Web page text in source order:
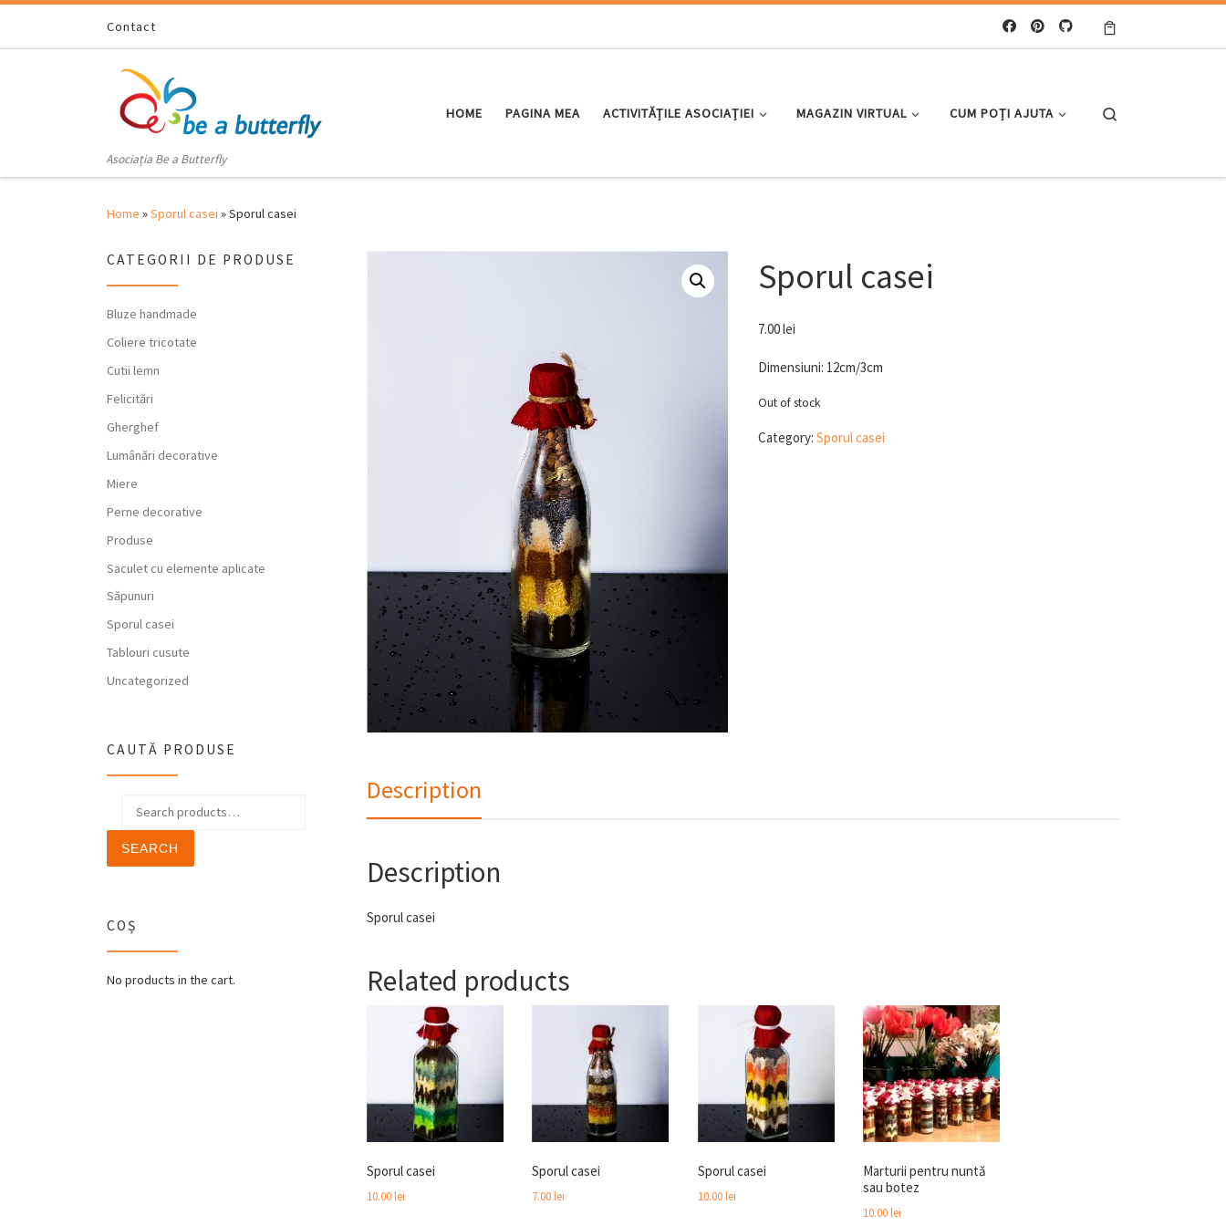
Skip to contentContact
Asociația Be a Butterfly
HOME PAGINA MEA ACTIVITĂȚILE ASOCIAȚIEI MAGAZIN VIRTUAL CUM POȚI AJUTA
Home »Sporul casei »Sporul casei
Sporul casei
7.00lei
Dimensiuni: 12cm/3cm
Out of stock
Category: Sporul casei
Description
Description
Sporul casei
Related products
Sporul casei
10.00lei
Sporul casei
7.00lei
Sporul casei
10.00lei
Marturii pentru nuntă
sau botez
10.00lei
CATEGORII DE PRODUSE
Bluze handmade
Coliere tricotate
Cutii lemn
Felicitări
Gherghef
Lumânări decorative
Miere
Perne decorative
Produse
Saculet cu elemente aplicate
Săpunuri
Sporul casei
Tablouri cusute
Uncategorized
CAUTĂ PRODUSE
SEARCH
COȘ
No products in the cart.